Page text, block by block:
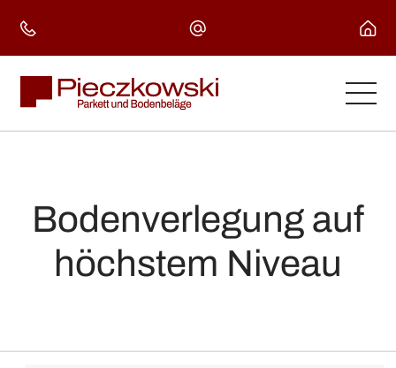
content
Bodenverlegung auf
höchstem Niveau